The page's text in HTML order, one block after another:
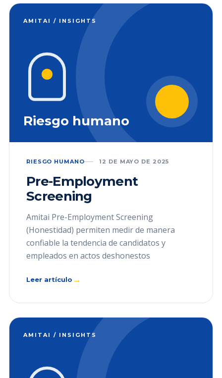
AMITAI / INSIGHTS
Riesgo humano
RIESGO HUMANO 12 DE MAYO DE 2025
Pre-Employment
Screening
Amitai Pre-Employment Screening
(Honestidad) permiten medir de manera
confiable la tendencia de candidatos y
empleados en actos deshonestos
Leer artículo →
AMITAI / INSIGHTS